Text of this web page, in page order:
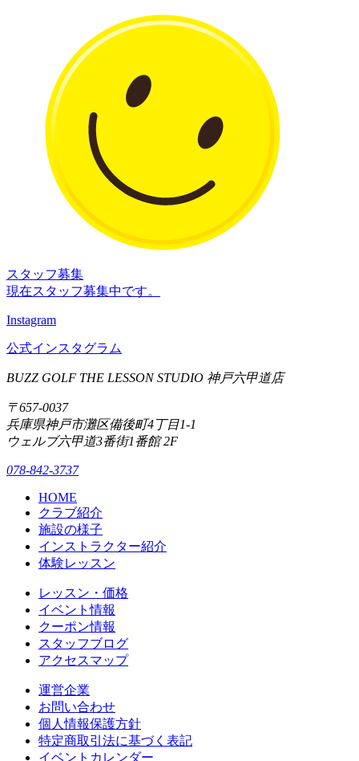
スタッフ募集
現在スタッフ募集中です。
Instagram
公式インスタグラム
BUZZ GOLF THE LESSON STUDIO 神戸六甲道店
〒657-0037
兵庫県神戸市灘区備後町4丁目1-1
ウェルブ六甲道3番街1番館 2F
078-842-3737
HOME
クラブ紹介
施設の様子
インストラクター紹介
体験レッスン
レッスン・価格
イベント情報
クーポン情報
スタッフブログ
アクセスマップ
運営企業
お問い合わせ
個人情報保護方針
特定商取引法に基づく表記
イベントカレンダー